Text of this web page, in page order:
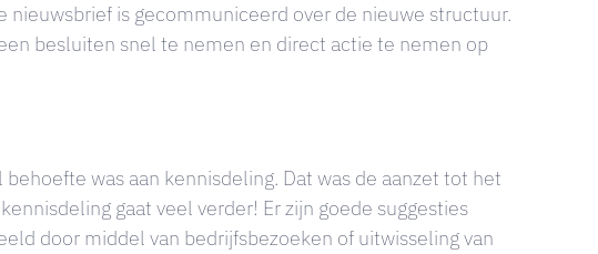
is gecommuniceerd over de nieuwe structuur.
besluiten snel te nemen en direct actie te nemen op
was aan kennisdeling. Dat was de aanzet tot het
gaat veel verder! Er zijn goede suggesties
door middel van bedrijfsbezoeken of uitwisseling van